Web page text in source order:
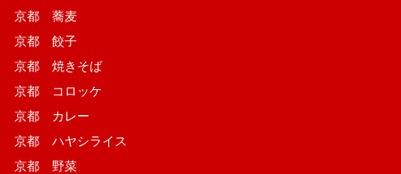
京都 蕎麦
京都 餃子
京都 焼きそば
京都 コロッケ
京都 カレー
京都 ハヤシライス
京都 野菜